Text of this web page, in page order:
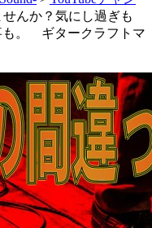
んか？気にし過ぎも
も。 ギタークラフトマ